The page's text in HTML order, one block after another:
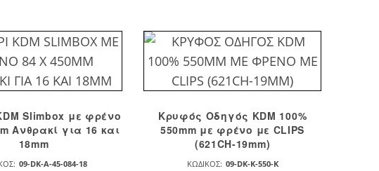
Slimbox με φρένο
Ανθρακί για 16 και
18mm
09-DK-A-45-084-18
Κρυφός Οδηγός KDM 100%
550mm με φρένο με CLIPS
(621CH-19mm)
ΚΩΔΙΚΌΣ: 09-DK-K-550-K